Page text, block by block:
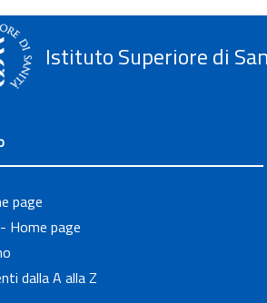
Istituto Superiore di
page
Home page
dalla A alla Z